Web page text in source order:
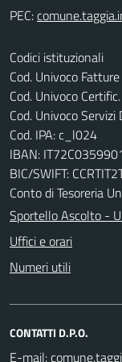
PEC:
Codici istituzionali
Cod. Univoco
Cod. Univoco
Cod. Univoco
Cod. IPA: c_l024
IBAN:
BIC/SWIFT:
Conto di Tesoreria
Sportello Ascolto -
Uffici e orari
Numeri utili
CONTATTI D.P.O.
E-mail: